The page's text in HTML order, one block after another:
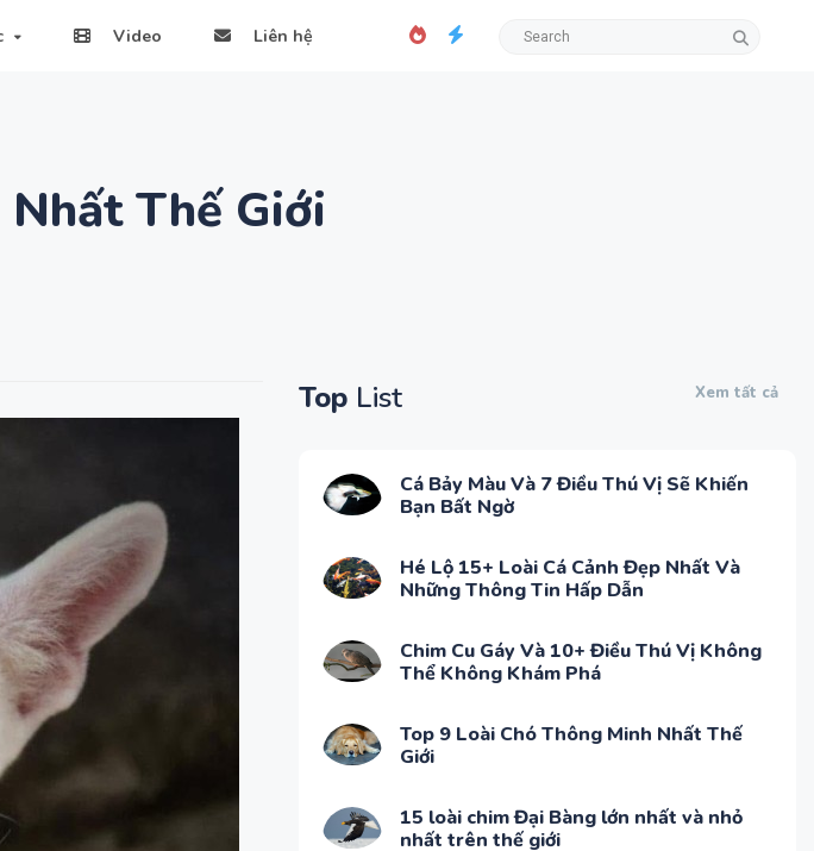
Video Liên hệ
Nhất Thế Giới
Top List Xem tất cả
Cá Bảy Màu Và 7 Điều Thú Vị Sẽ Khiến
Bạn Bất Ngờ
Hé Lộ 15+ Loài Cá Cảnh Đẹp Nhất Và
Những Thông Tin Hấp Dẫn
Chim Cu Gáy Và 10+ Điều Thú Vị Không
Thể Không Khám Phá
Top 9 Loài Chó Thông Minh Nhất Thế
Giới
15 loài chim Đại Bàng lớn nhất và nhỏ
nhất trên thế giới